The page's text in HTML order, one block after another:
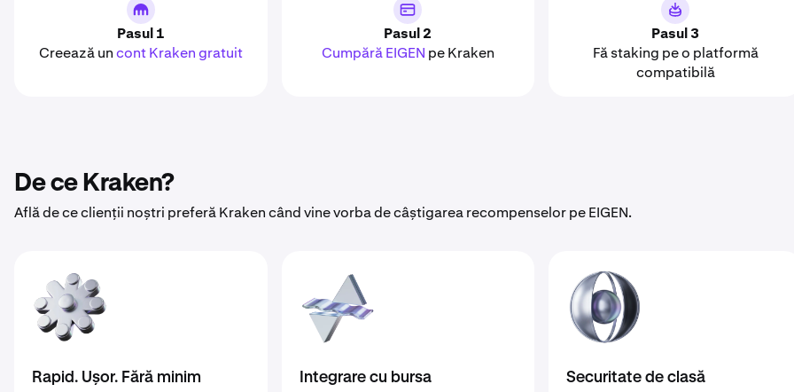
Pasul 1
Creează uncont Kraken gratuit
Pasul 2
Cumpără EIGEN pe Kraken
Pasul 3
Fă staking pe o platformă
compatibilă
De ce Kraken?
Află de ce clienții noștri preferă Kraken când vine vorba de câștigarea recompenselor pe EIGEN.
Rapid. Ușor. Fără minim Integrare cu bursa
Securitate de clasă